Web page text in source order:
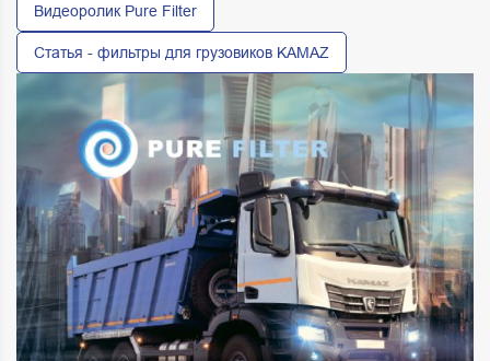
Видеоролик Pure Filter
Статья - фильтры для грузовиков KAMAZ